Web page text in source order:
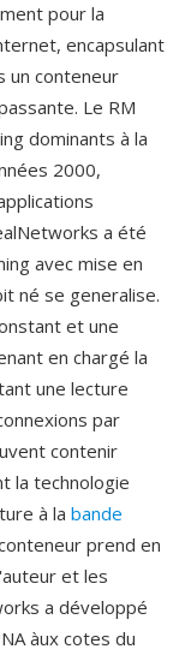
pour la
encapsulant
un conteneur
Le RM
dominants à la
2000,
a été
avec mise en
né se generalise.
et une
en chargé la
une lecture
par
contenir
la technologie
à la bande
prend en
et les
a développé
àux cotes du